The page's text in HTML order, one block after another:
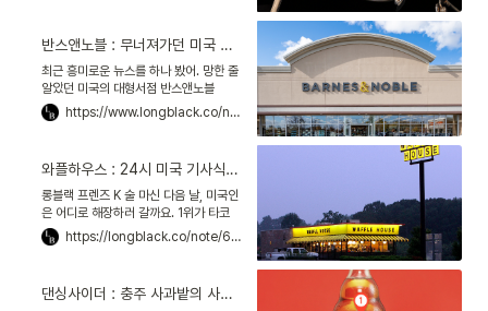
鏡. 1905년 설립됐으니, 올해로 118년
역사를 맞이하는 브랜드야. 1900년대에
는 천황*이 썼고, 현대에 들어서는 힐러리
클린턴 전 미 국무장관, 「오징어 게임」의
박해수 배우가 써서 유명한 안경이지.
반스앤노블 : 무너져가던 미국 최대 서점, 로컬 전략으로 부활하다
최근 흥미로운 뉴스를 하나 봤어. 망한 줄
알았던 미국의 대형서점 반스앤노블
Barnes and Noble이 살아나고 있다
는 거야. 4년 전 '동네 서점이 되겠다'고
매출이 늘었어. 2019년보다 2021년 매
출이 3% 더 많았더라고. 다녀온 사람들
말이, 여기는 대형서점 같지 않다는 거야.
https://www.longblack.co/note/566
와플하우스 : 24시 미국 기사식당이 ‘국민 팬덤’을 만든 전략
롱블랙 프렌즈 K 술 마신 다음 날, 미국인
은 어디로 해장하러 갈까요. 1위가 타코
벨, 2위가 맥도날드, 3위가 ‘와플하우스
Waffle House’ 래요. 처음 들어봤다고
https://longblack.co/note/602
댄싱사이더 : 충주 사과밭의 사이더 양조장, 2030 니치마켓을 일으키다